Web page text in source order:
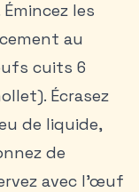
les
au
cuits 6
Écrasez
de liquide,
de
avec l’œuf